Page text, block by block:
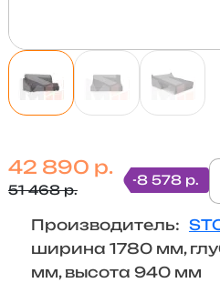
42 890 р.
51 468 р.
-8 578 р.
Производитель:
ширина 1780 мм,
мм, высота 940 мм